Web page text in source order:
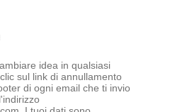
idea in qualsiasi
sul link di annullamento
di ogni email che ti invio